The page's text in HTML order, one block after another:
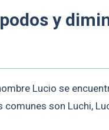
y
Lucio se
son Luchi,